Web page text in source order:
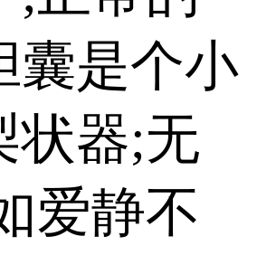
囊是个小
状器;无
爱静不